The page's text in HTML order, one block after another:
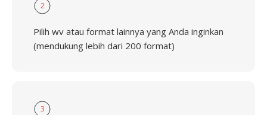
2
Pilih wv atau format lainnya yang Anda inginkan
(mendukung lebih dari 200 format)
3